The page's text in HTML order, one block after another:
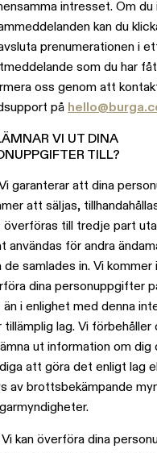
intresset. Om du
kan du
prenumerationen i
som du har
oss genom att
på
VI UT DINA
TILL?
Vi garanterar att dina
att säljas,
överföras till tredje part
användas för andra
de samlades in. Vi
dina personuppgifter
i enlighet med denna
tillämplig lag. Vi
ut information om dig
att göra det enligt lag
av brottsbekämpande
kan överföra dina